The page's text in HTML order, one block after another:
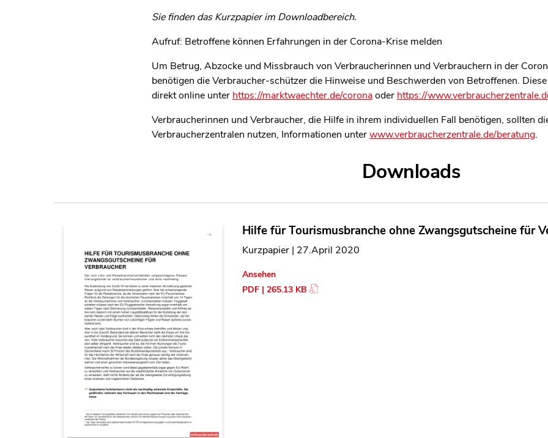
Sie finden das Kurzpapier im Downloadbereich.
Aufruf: Betroffene können Erfahrungen in der Corona-Krise melden
Um Betrug, Abzocke und Missbrauch von Verbraucherinnen und Verbrauchern in der
benötigen die Verbraucher-schützer die Hinweise und Beschwerden von Betroffenen.
direkt online unter https://marktwaechter.de/coronaoder https://
Verbraucherinnen und Verbraucher, die Hilfe in ihrem individuellen Fall benötigen, sollten
Verbraucherzentralen nutzen, Informationen unterwww.verbraucherzentrale.de/beratung.
Downloads
Hilfe für Tourismusbranche ohne Zwangsgutscheine für
Kurzpapier | 27.April 2020
Ansehen
PDF | 265.13 KB